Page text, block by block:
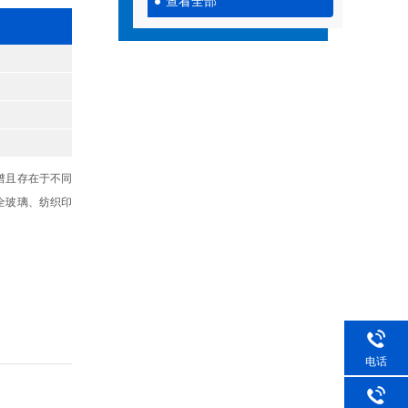
且存在于不同
玻璃、纺织印
电话